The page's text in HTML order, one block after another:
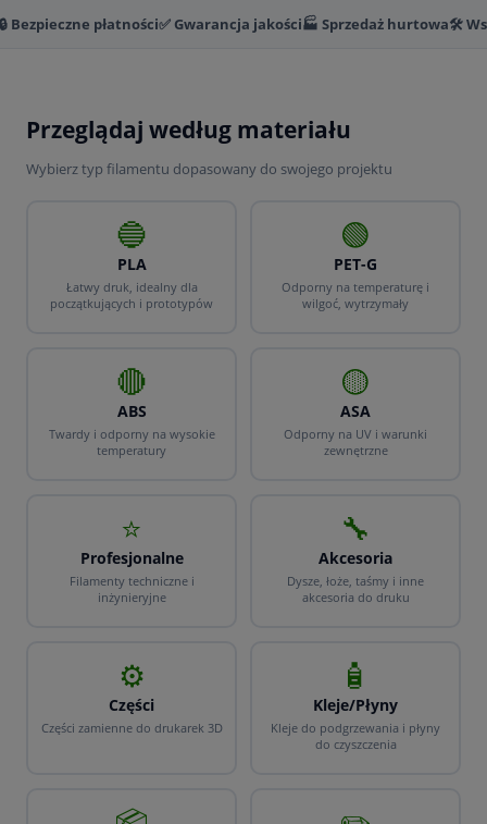
Bezpieczne płatności✅ Gwarancja jakości🏭 Sprzedaż hurtowa🛠️
Przeglądaj według materiału
Wybierz typ filamentu dopasowany do swojego projektu
🔵
PLA
Łatwy druk, idealny dla
początkujących i prototypów
🟢
PET-G
Odporny na temperaturę i
wilgoć, wytrzymały
🔴
ABS
Twardy i odporny na wysokie
temperatury
🟡
ASA
Odporny na UV i warunki
zewnętrzne
⭐
Profesjonalne
Filamenty techniczne i
inżynieryjne
🔧
Akcesoria
Dysze, łoże, taśmy i inne
akcesoria do druku
⚙️
Części
Części zamienne do drukarek 3D
🧴
Kleje/Płyny
Kleje do podgrzewania i płyny
do czyszczenia